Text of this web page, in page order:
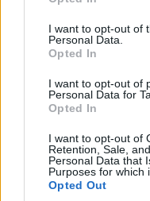
use your data for below
consent section.
I want to opt-out of
Personal Data.
Opted In
I want to opt-out of
Personal Data for
Opted In
I want to opt-out of
Retention, Sale,
Personal Data that
Purposes for which
Opted Out
környékén, az
padláson és
A borsmenta tehát
lehet. Ha a probléma
megoldásra van
Menta a
közérzetért
7. Frissítő